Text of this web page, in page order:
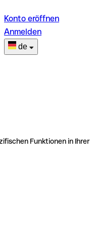
Konto eröffnen
Anmelden
de
Funktionen in Ihrer